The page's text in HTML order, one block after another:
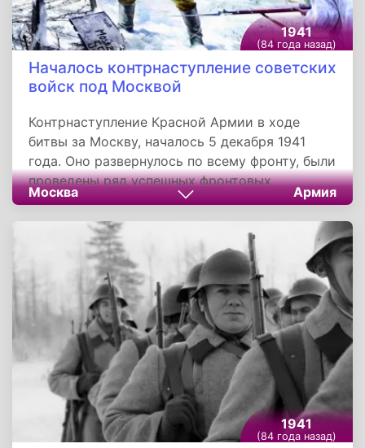
1941
(84 года назад)
Началось контрнаступление советских
войск под Москвой
Контрнаступление Красной Армии в ходе
битвы за Москву, началось 5 декабря 1941
года. Оно развернулось по всему фронту, были
проведены ряд успешных фронтовых
наступательных операций, противник был
отброшен на 150-300 километров от столицы.
В ходе операции была определена его
дальнейшая цель: нанести поражение всей
группе армий «Центр».
Москва Армия
1941
(84 года назад)